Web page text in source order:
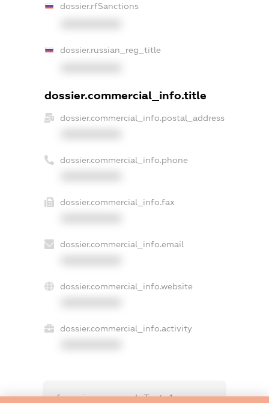
dossier.rfSanctions
dossier.russian_reg_title
dossier.commercial_info.title
dossier.commercial_info.postal_address
dossier.commercial_info.phone
dossier.commercial_info.fax
dossier.commercial_info.email
dossier.commercial_info.website
dossier.commercial_info.activity
freemium.exampleText_1